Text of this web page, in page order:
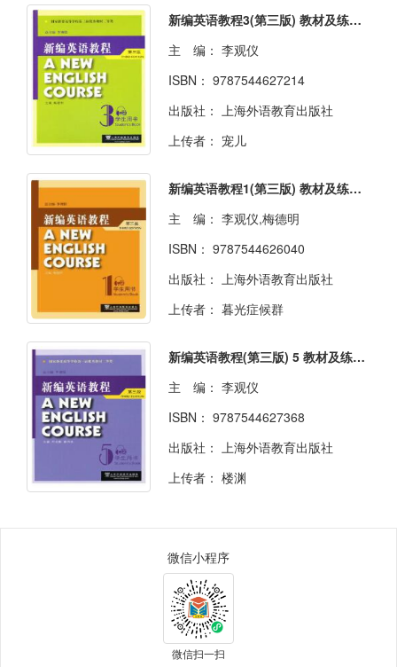
新编英语教程3(第三版) 教材及练习册答案
主 编： 李观仪
ISBN： 9787544627214
出版社：
上海外语教育出版社
上传者： 宠儿
新编英语教程1(第三版) 教材及练习册答案
主 编： 李观仪,梅德明
ISBN： 9787544626040
出版社：
上海外语教育出版社
上传者： 暮光症候群
新编英语教程(第三版) 5 教材及练习册答案
主 编： 李观仪
ISBN： 9787544627368
出版社：
上海外语教育出版社
上传者： 楼渊
微信小程序
微信扫一扫